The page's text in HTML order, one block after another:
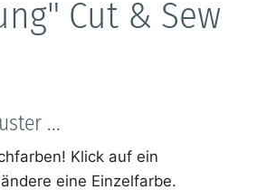
Cut & Sew
...
Klick auf ein
eine Einzelfarbe.